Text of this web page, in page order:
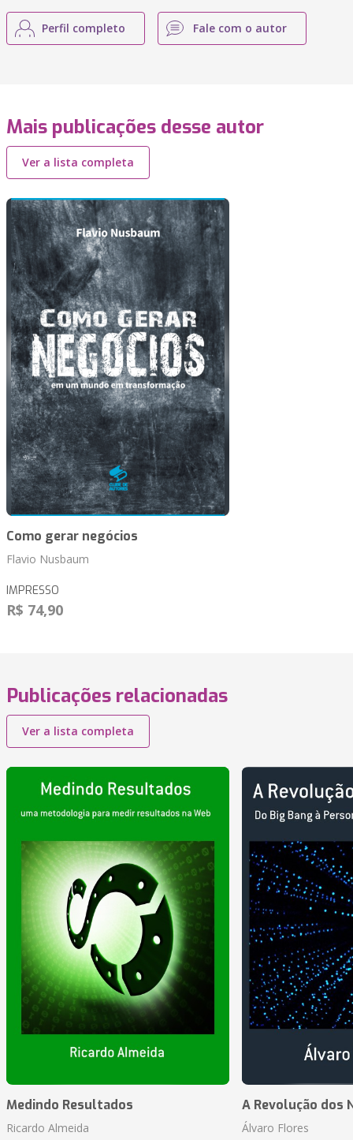
Perfil completo Fale com o autor
Mais publicações desse autor
Ver a lista completa
Como gerar negócios
Flavio Nusbaum
IMPRESSO
R$ 74,90
Publicações relacionadas
Ver a lista completa
Medindo Resultados
Ricardo Almeida
A Revolução dos
Álvaro Flores